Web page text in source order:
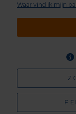
Waar vind ik mijn